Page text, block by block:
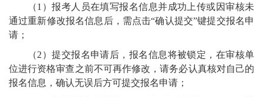
（1 ）报考人员在填写报名信息并成功上传或因审核未
通过重新修改报名信息后，需点击“确认提交”键提交报名申
请；
（2 ）提交报名申请后，报名信息将被锁定，在审核单
位进行资格审查之前不可再作修改，请务必认真核对自己的
报名信息，确认无误后方可提交报名申请；